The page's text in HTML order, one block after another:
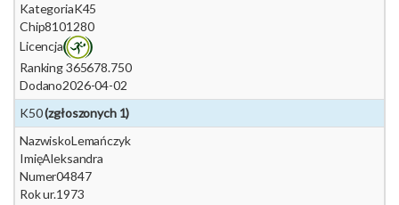
KategoriaK45
Chip8101280
Licencja
Ranking 365678.750
Dodano2026-04-02
K50(zgłoszonych 1)
NazwiskoLemańczyk
ImięAleksandra
Numer04847
Rok ur.1973